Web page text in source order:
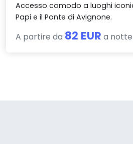
Accesso comodo a luoghi
Papi e il Ponte di Avignone.
A partire da 82 EUR a notte